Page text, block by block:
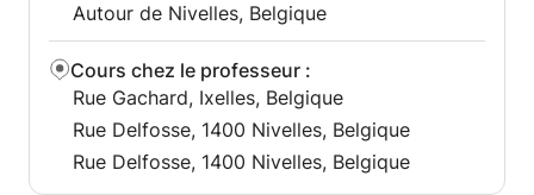
Autour de Nivelles, Belgique
Cours chez le professeur :
Rue Gachard, Ixelles, Belgique
Rue Delfosse, 1400 Nivelles, Belgique
Rue Delfosse, 1400 Nivelles, Belgique